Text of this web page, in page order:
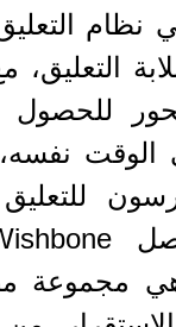
نظام
التعليق،
للحصول
نفسه،
مجموعة